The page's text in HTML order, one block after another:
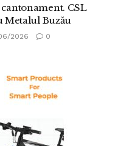
CSL
Metalul Buzău
2026 0